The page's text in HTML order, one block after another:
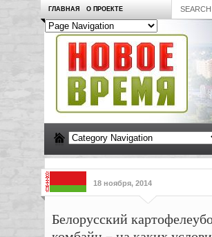
ГЛАВНАЯ О ПРОЕКТЕ
18 ноября, 2014
Белорусский